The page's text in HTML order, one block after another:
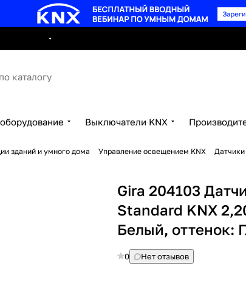
Выключатели KNX
зданий и умного дома Управление освещением KNX
Gira 204103
Standard KNX
Белый, оттенок:
0 Нет отзывов